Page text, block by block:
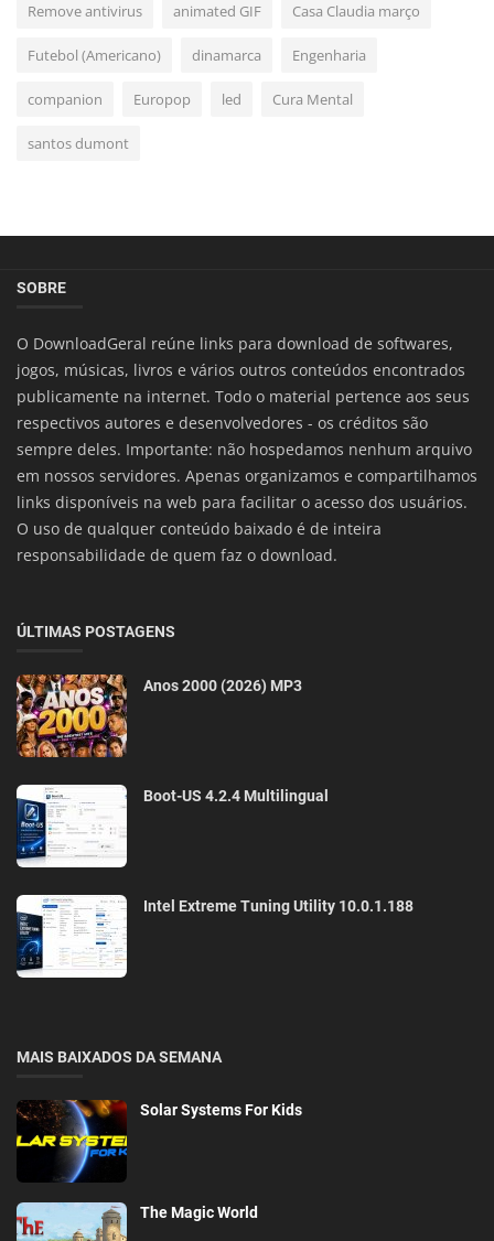
Remove antivirus animated GIF Casa Claudia março
Futebol (Americano) dinamarca Engenharia
companion Europop led Cura Mental
santos dumont
SOBRE
O DownloadGeral reúne links para download de softwares,
jogos, músicas, livros e vários outros conteúdos encontrados
publicamente na internet. Todo o material pertence aos seus
respectivos autores e desenvolvedores - os créditos são
sempre deles. Importante: não hospedamos nenhum arquivo
em nossos servidores. Apenas organizamos e compartilhamos
links disponíveis na web para facilitar o acesso dos usuários.
O uso de qualquer conteúdo baixado é de inteira
responsabilidade de quem faz o download.
ÚLTIMAS POSTAGENS
Anos 2000 (2026) MP3
Boot-US 4.2.4 Multilingual
Intel Extreme Tuning Utility 10.0.1.188
MAIS BAIXADOS DA SEMANA
Solar Systems For Kids
The Magic World